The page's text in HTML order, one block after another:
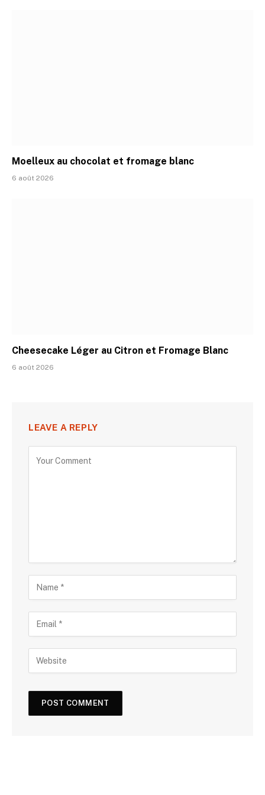
Moelleux au chocolat et fromage blanc
6 août 2026
Cheesecake Léger au Citron et Fromage Blanc
6 août 2026
LEAVE A REPLY